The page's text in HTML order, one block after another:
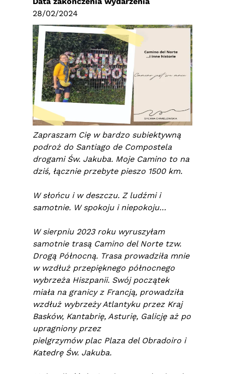
Zapraszam Cię w bardzo subiektywną
podroż do Santiago de Compostela
drogami Św. Jakuba. Moje Camino to na
dziś, łącznie przebyte pieszo 1500 km.
W słońcu i w deszczu. Z ludźmi i
samotnie. W spokoju i niepokoju…
W sierpniu 2023 roku wyruszyłam
samotnie trasą Camino del Norte tzw.
Drogą Północną. Trasa prowadziła mnie
w wzdłuż przepięknego północnego
wybrzeża Hiszpanii. Swój początek
miała na granicy z Francją, prowadziła
wzdłuż wybrzeży Atlantyku przez Kraj
Basków, Kantabrię, Asturię, Galicję aż po
upragniony przez
pielgrzymów plac Plaza del Obradoiro i
Katedrę Św. Jakuba.
28/02/2024